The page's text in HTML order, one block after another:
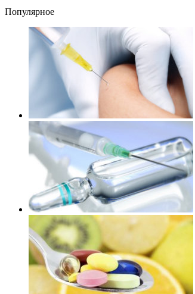
Популярное